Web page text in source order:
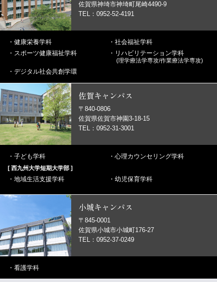
佐賀県神埼市神埼町尾崎4490-9
TEL：0952-52-4191
・ 健康栄養学科 ・ 社会福祉学科
・ スポーツ健康福祉学科 ・ リハビリテーション学科
(理学療法学専攻/作業療法学専攻)
・ デジタル社会共創学環
佐賀キャンパス
〒840-0806
佐賀県佐賀市神園3-18-15
TEL：0952-31-3001
・ 子ども学科 ・ 心理カウンセリング学科
[ 西九州大学短期大学部 ]
・ 地域生活支援学科 ・ 幼児保育学科
小城キャンパス
〒845-0001
佐賀県小城市小城町176-27
TEL：0952-37-0249
・ 看護学科